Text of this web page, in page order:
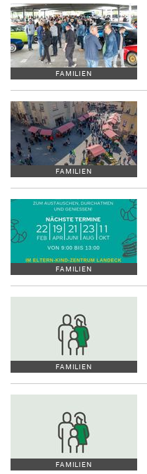
FAMILIEN
FAMILIEN
FAMILIEN
FAMILIEN
FAMILIEN